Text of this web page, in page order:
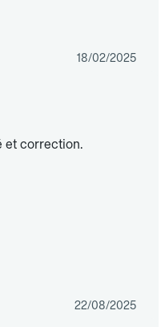
18/02/2025
et correction.
22/08/2025